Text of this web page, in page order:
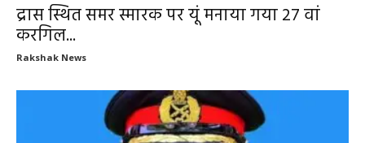
द्रास स्थित समर स्मारक पर यूं मनाया गया 27 वां
करगिल...
Rakshak News